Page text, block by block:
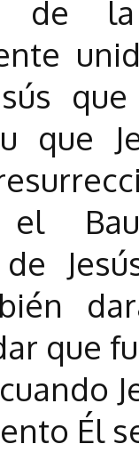
de la
que
que
Él